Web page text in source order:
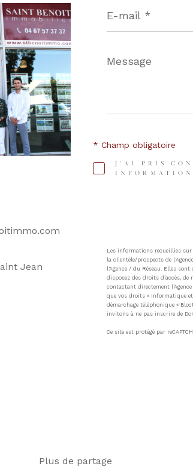
Jean
mail
*
Message
*
J'AI PRIS
* Champ obligatoire
Les informations recueillies
la clientèle/prospects de
l'Agence / du Réseau. Elles
disposez des droits d’accès,
contactant directement
que vos droits « Informatique
démarchage téléphonique «
invitons à ne pas inscrire de
Ce site est protégé par
Plus de partage